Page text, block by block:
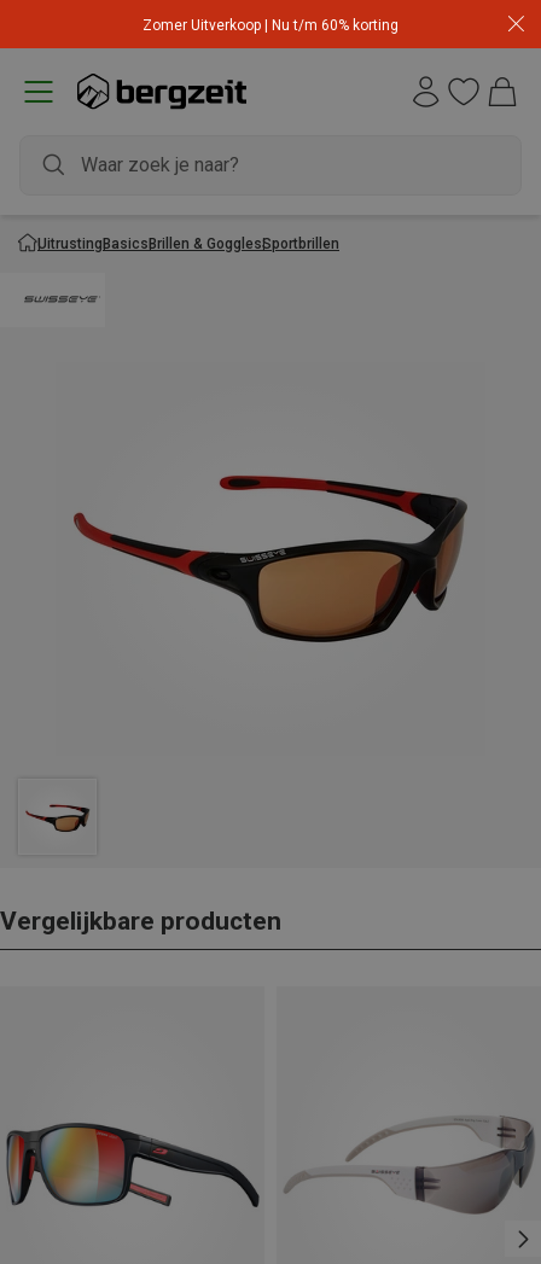
Zomer Uitverkoop | Nu t/m 60% korting
UitrustingBasicsBrillen & GogglesSportbrillen
Vergelijkbare producten